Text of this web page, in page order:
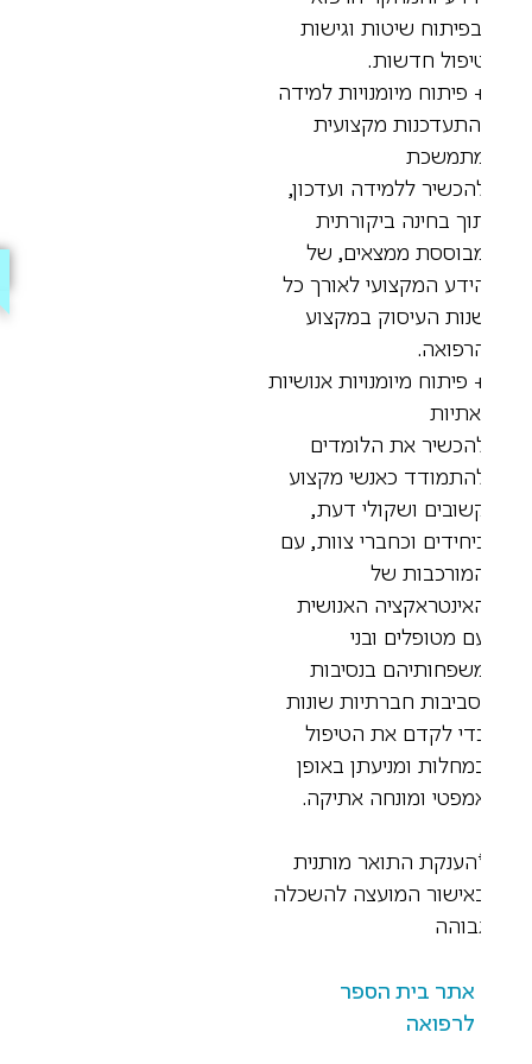
שיטות וגישות
חדשות.
פיתוח מיומנויות למידה
מקצועית
ללמידה ועדכון,
בחינה ביקורתית
ממצאים, של
המקצועי לאורך כל
העיסוק במקצוע
פיתוח מיומנויות אנושיות
את הלומדים
כאנשי מקצוע
ושקולי דעת,
וכחברי צוות, עם
של
האנושית
מטופלים ובני
בנסיבות
חברתיות שונות
לקדם את הטיפול
ומניעתן באופן
ומונחה אתיקה.
התואר מותנית
המועצה להשכלה
אתר בית הספר
לרפואה